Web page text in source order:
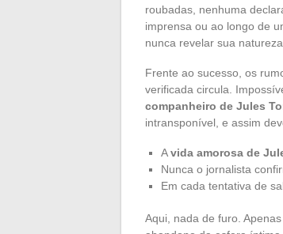
roubadas, nenhuma
imprensa ou ao longo de
nunca revelar sua natureza.
Frente ao sucesso, os
verificada circula.
companheiro de Jules
intransponível, e assim
Avida amorosa de
Nunca o jornalista
Em cada tentativa de
Aqui, nada de furo.